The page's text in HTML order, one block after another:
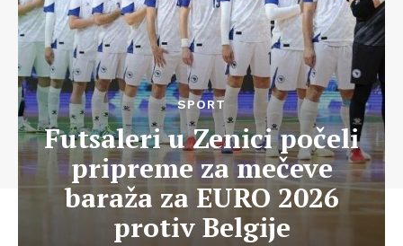
SPORT
Futsaleri u Zenici počeli
pripreme za mečeve
baraža za EURO 2026
protiv Belgije